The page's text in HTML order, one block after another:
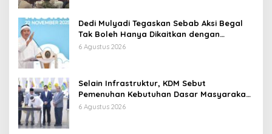
Dedi Mulyadi Tegaskan Sebab Aksi Begal
Tak Boleh Hanya Dikaitkan dengan
Ekonomi
6 Agustus 2026
Selain Infrastruktur, KDM Sebut
Pemenuhan Kebutuhan Dasar Masyarakat
Jadi Fokus APBD Jabar 2027
6 Agustus 2026